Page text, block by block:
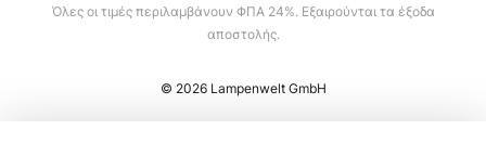
Όλες οι τιμές περιλαμβάνουν ΦΠΑ 24%. Εξαιρούνται τα έξοδα
αποστολής.
© 2026 Lampenwelt GmbH